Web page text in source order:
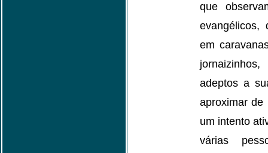
que
evangélicos,
em
adeptos a
aproximar de
um intento
várias